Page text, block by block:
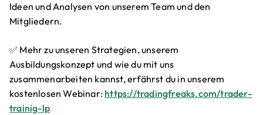
Ideen und Analysen von unserem Team und den
Mitgliedern.
✅ Mehr zu unseren Strategien, unserem
Ausbildungskonzept und wie du mit uns
zusammenarbeiten kannst, erfährst du in unserem
kostenlosen Webinar: https://tradingfreaks.com/trader-
trainig-lp